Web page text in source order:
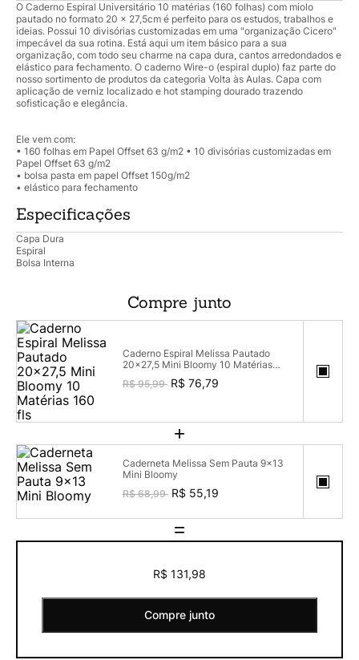
O Caderno Espiral Universitário 10 matérias (160 folhas) com miolo
pautado no formato 20 x 27,5cm é perfeito para os estudos, trabalhos e
ideias. Possui 10 divisórias customizadas em uma "organização Cicero"
impecável da sua rotina. Está aqui um item básico para a sua
organização, com todo seu charme na capa dura, cantos arredondados e
elástico para fechamento. O caderno Wire-o (espiral duplo) faz parte do
nosso sortimento de produtos da categoria Volta às Aulas. Capa com
aplicação de verniz localizado e hot stamping dourado trazendo
sofisticação e elegância.
Ele vem com:
• 160 folhas em Papel Offset 63 g/m2 • 10 divisórias customizadas em
Papel Offset 63 g/m2
• bolsa pasta em papel Offset 150g/m2
• elástico para fechamento
Especificações
Capa Dura
Espiral
Bolsa Interna
Compre junto
Caderno Espiral Melissa Pautado
20x27,5 Mini Bloomy 10 Matérias
R$ 95,99 R$ 76,79
+
Caderneta Melissa Sem Pauta 9x13
Mini Bloomy
R$ 68,99 R$ 55,19
=
R$ 131,98
Compre junto